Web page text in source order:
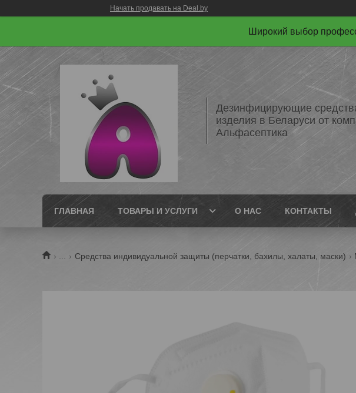
Начать продавать на Deal.by
Широкий выбор
Дезинфицирующие
изделия в Беларуси от
Альфасептика
ГЛАВНАЯ ТОВАРЫ И УСЛУГИ О НАС КОНТАКТЫ
Средства индивидуальной защиты (перчатки, бахилы, халаты, маски)